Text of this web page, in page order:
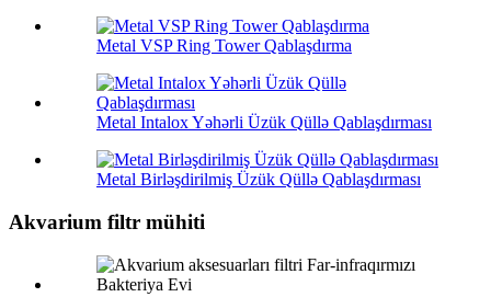
Metal VSP Ring Tower Qablaşdırma
Metal Intalox Yəhərli Üzük Qüllə Qablaşdırması
Metal Birləşdirilmiş Üzük Qüllə Qablaşdırması
Akvarium filtr mühiti